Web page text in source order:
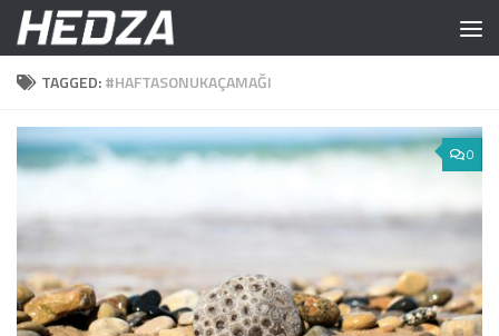
Skip to content
TAGGED:#HAFTASONUKAÇAMAĞI
0